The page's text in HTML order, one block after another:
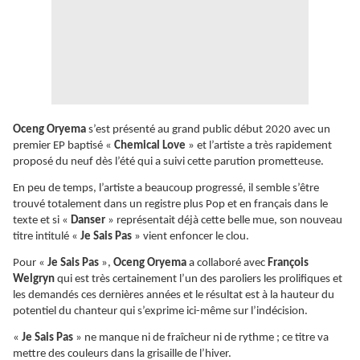
Oceng Oryema s’est présenté au grand public début 2020 avec un
premier EP baptisé « Chemical Love » et l’artiste a très rapidement
proposé du neuf dès l’été qui a suivi cette parution prometteuse.
En peu de temps, l’artiste a beaucoup progressé, il semble s’être
trouvé totalement dans un registre plus Pop et en français dans le
texte et si « Danser » représentait déjà cette belle mue, son nouveau
titre intitulé « Je Sais Pas » vient enfoncer le clou.
Pour « Je Sais Pas », Oceng Oryema a collaboré avec François
Welgryn qui est très certainement l’un des paroliers les prolifiques et
les demandés ces dernières années et le résultat est à la hauteur du
potentiel du chanteur qui s’exprime ici-même sur l’indécision.
« Je Sais Pas » ne manque ni de fraîcheur ni de rythme ; ce titre va
mettre des couleurs dans la grisaille de l’hiver.